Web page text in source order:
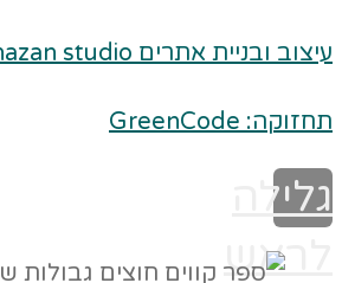
עיצוב ובניית אתרים Made with ❤ hazan studio
תחזוקה: GreenCode
גלילה
לראש